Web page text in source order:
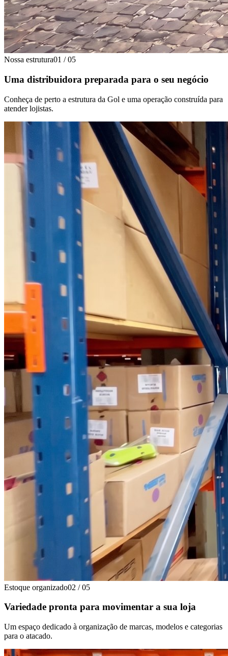
Nossa estrutura01 / 05
Uma distribuidora preparada para o seu negócio
Conheça de perto a estrutura da Gol e uma operação construída para
atender lojistas.
Estoque organizado02 / 05
Variedade pronta para movimentar a sua loja
Um espaço dedicado à organização de marcas, modelos e categorias
para o atacado.